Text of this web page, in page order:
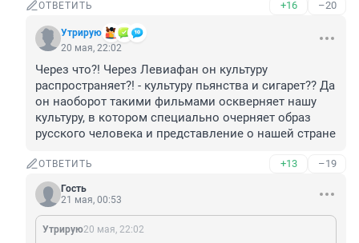
ОТВЕТИТЬ +16 –20
Утрирую
20 мая, 22:02
Через что?! Через Левиафан он культуру
распространяет?! - культуру пьянства и сигарет?? Да
он наоборот такими фильмами оскверняет нашу
культуру, в котором специально очерняет образ
русского человека и представление о нашей стране
ОТВЕТИТЬ +13 –19
Гость
21 мая, 00:53
Утрирую20 мая, 22:02